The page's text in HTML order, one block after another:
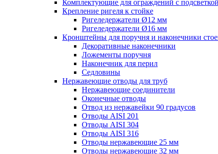
Комплектующие для ограждений с подсветкой
Крепление ригеля к стойке
Ригеледержатели Ø12 мм
Ригеледержатели Ø16 мм
Кронштейны для поручня и наконечники
Декоративные наконечники
Ложементы поручня
Наконечник для перил
Седловины
Нержавеющие отводы для труб
Нержавеющие соединители
Оконечные отводы
Отвод из нержавейки 90 градусов
Отводы AISI 201
Отводы AISI 304
Отводы AISI 316
Отводы нержавеющие 25 мм
Отводы нержавеющие 32 мм